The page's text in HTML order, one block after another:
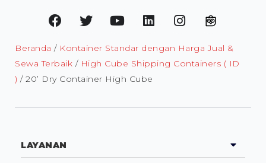
Beranda / Kontainer Standar dengan Harga Jual &
Sewa Terbaik / High Cube Shipping Containers ( ID
) / 20’ Dry Container High Cube
LAYANAN